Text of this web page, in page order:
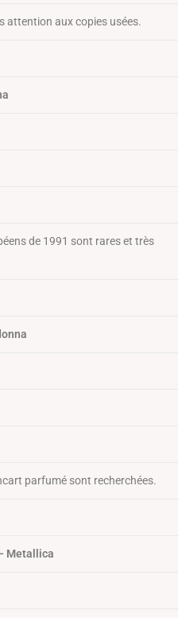
attention aux copies usées.
de 1991 sont rares et très
parfumé sont recherchées.
Metallica